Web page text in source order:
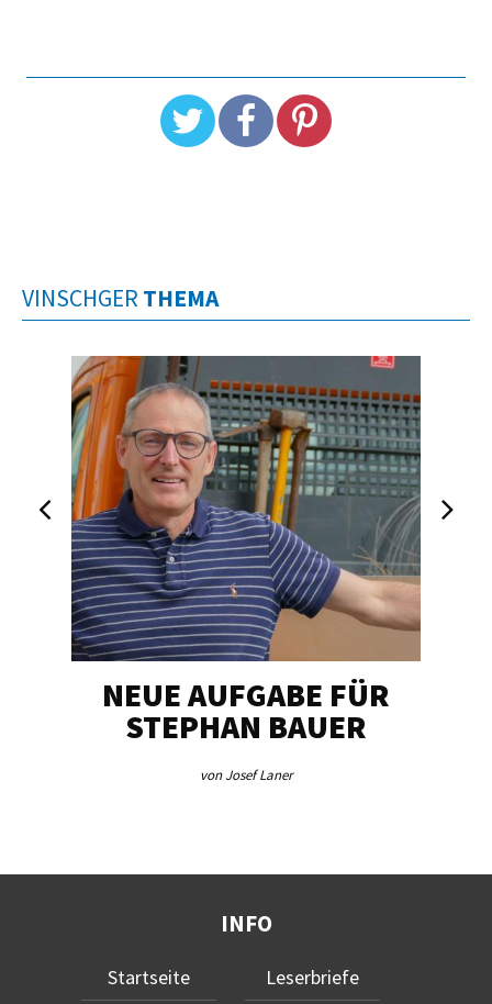
VINSCHGER THEMA
NEUE AUFGABE FÜR
STEPHAN BAUER
von Josef Laner
INFO
Startseite
Leserbriefe